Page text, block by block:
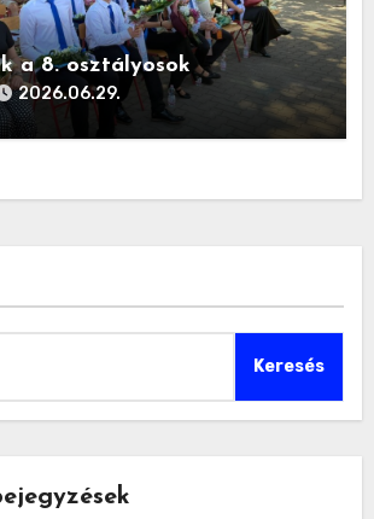
a 8. osztályosok
2026.06.29.
Keresés